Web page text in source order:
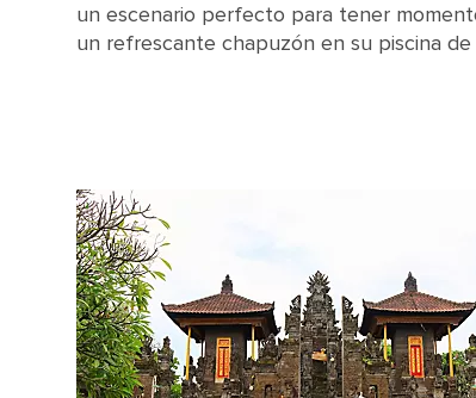
un escenario perfecto para tener
un refrescante chapuzón en su piscina de